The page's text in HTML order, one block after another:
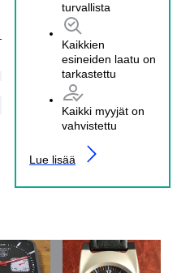
turvallista
Kaikkien
esineiden laatu on
tarkastettu
Kaikki myyjät on
vahvistettu
Lue lisää